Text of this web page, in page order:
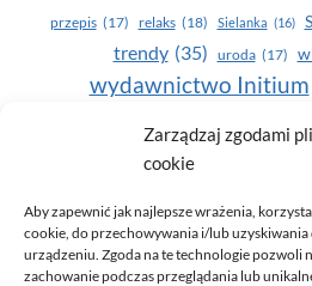
Zarządzaj zgodami
cookie
Aby zapewnić jak najlepsze wrażenia,
cookie, do przechowywania i/lub
urządzeniu. Zgoda na te technologie pozwoli
zachowanie podczas przeglądania lub
przepis (17) relaks (18) Sielanka (16)
trendy (35) uroda (17)
wydawnictwo Initium
Yasumi(164)
zdrowie